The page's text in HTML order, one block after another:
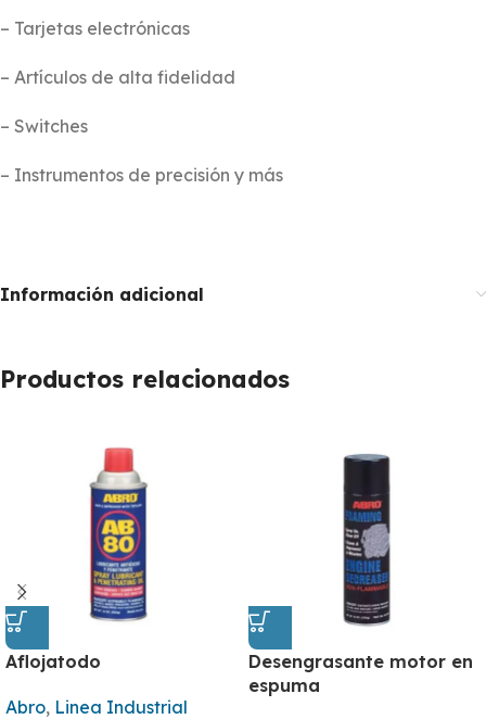
– Tarjetas electrónicas
– Artículos de alta fidelidad
– Switches
– Instrumentos de precisión y más
Información adicional
Productos relacionados
Aflojatodo
Abro, Linea Industrial
Desengrasante motor en
espuma